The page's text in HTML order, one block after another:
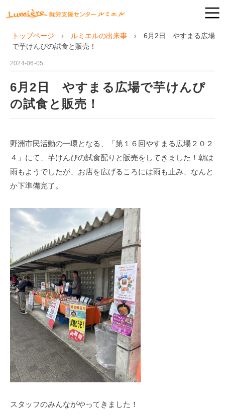
トップページ ルミエルの出来事
6月2日 やすまる広場
で芋けんぴの試食と販売！
2024-06-05
6月2日 やすまる広場で芋けんぴ
の試食と販売！
野洲市民活動の一環となる、「第１６回やすまる広場２０２
４」にて、芋けんぴの試食配りと販売をしてきました！朝は
雨もようでしたが、お店を広げるころには雨も止み、なんと
か下準備完了。
スタッフのみんながやってきました！